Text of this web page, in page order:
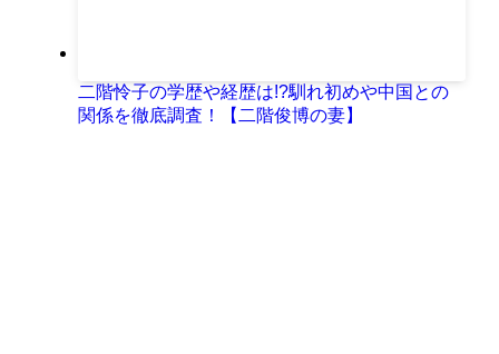
二階怜子の学歴や経歴は!?馴れ初めや中国との
関係を徹底調査！【二階俊博の妻】